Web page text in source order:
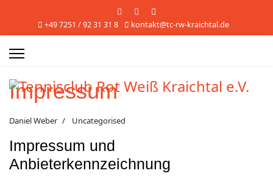
+49 7251 / 92 31 31 8 kontakt@tc-rw-kraichtal.de
Impressum
Daniel Weber Uncategorised
Impressum und
Anbieterkennzeichnung